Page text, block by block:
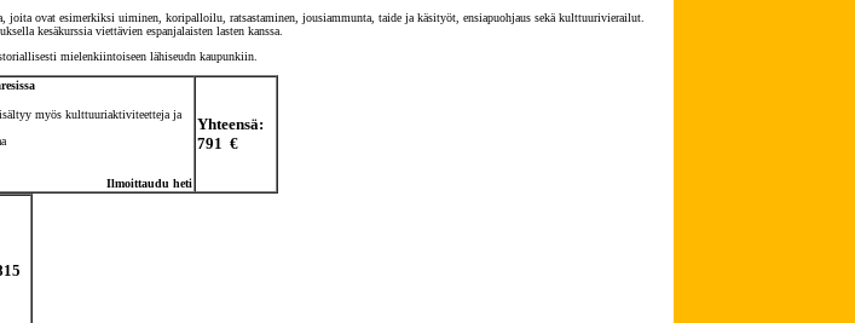
ovat esimerkiksi uiminen, koripalloilu, ratsastaminen, jousiammunta, taide ja käsityöt, ensiapuohjaus sekä kulttuurivierailut.
kesäkurssia viettävien espanjalaisten lasten kanssa.
mielenkiintoiseen lähiseudn kaupunkiin.
myös kulttuuriaktiviteetteja ja
Ilmoittaudu heti
Yhteensä:
791 €